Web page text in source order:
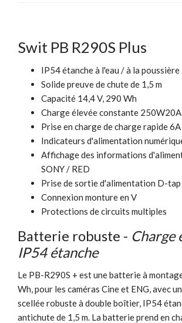
Swit PB R290S Plus
IP54 étanche à l'eau / à la poussière
Solide preuve de chute de 1,5 m
Capacité 14,4 V, 290 Wh
Charge élevée constante 250W20A
Prise en charge de charge rapide 6A
Indicateurs d'alimentation
Affichage des informations
SONY / RED
Prise de sortie d'alimentation D-tap
Connexion monture en V
Protections de circuits multiples
Batterie robuste - Charge
IP54 étanche
Le PB-R290S + est une batterie à
Wh, pour les caméras Cine et ENG, avec
scellée robuste à double boîtier, IP54
antichute de 1,5 m. La batterie prend en